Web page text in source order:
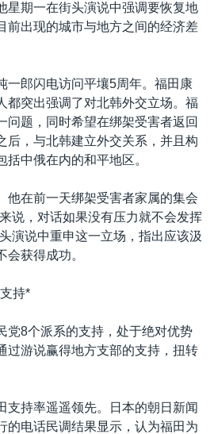
星期一在街头演说中强调要恢复地
前出现的城市与地方之间的经济差
一郎闪电访问平壤5周年。福田康
都突出强调了对北韩外交立场。福
问题，同时希望在绑架受害者返回
后，与北韩建立外交关系，并且构
中俄在内的和平地区。
他在前一天绑架受害者家属的集会
说，对话如果没有压力就不会发挥
演说中重申这一立场，指出应该汲
获得成功。
持*
党8个派系的支持，处于绝对优势
过游说赢得地方支部的支持，扭转
支持率遥遥领先。日本的朝日新闻
的电话民调结果显示，认为福田为